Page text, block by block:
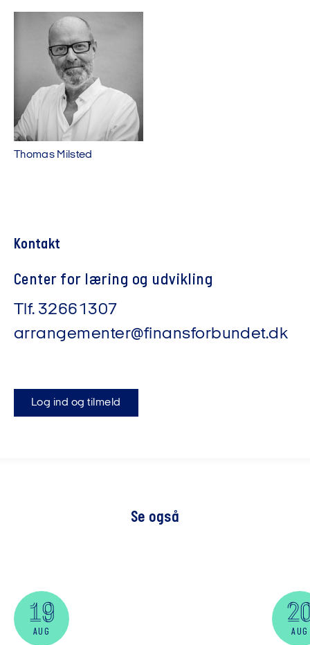
Thomas Milsted
Kontakt
Center for læring og udvikling
Tlf. 32661307
arrangementer@finansforbundet.dk
Log ind og tilmeld
Se også
19
AUG AUG